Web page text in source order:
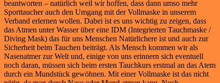
beantworten – natürlich weil wir hoffen, dass dann umso mehr
Sporttaucher auch den Umgang mit der Vollmaske in unserem
Verband erlernen wollen. Dabei ist es uns wichtig zu zeigen, dass
das Atmen unter Wasser über eine IDM (Integrierten Tauchmaske /
Diving Mask) das für uns Menschen Natürlichere ist und auch zur
Sicherheit beim Tauchen beiträgt. Als Mensch kommen wir als
Nasenatmer zur Welt und, einige von uns erinnern sich eventuell
noch daran, müssen sich beim ersten Tauchkurs erstmal an das Atem
durch ein Mundstück gewöhnen. Mit einer Vollmaske ist das nicht